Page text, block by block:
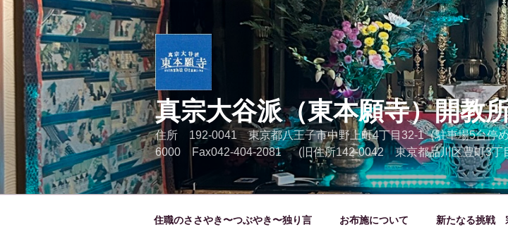
キ
プ
真宗大谷派（東本願寺）開教
住所 192-0041 東京都八王子市中野上町4丁目32-1（駐車場5台
6000 Fax042-404-2081 (旧住所142-0042 東京都品川区豊町3丁
住職のささやき〜つぶやき〜独り言 お布施について 新たなる挑戦